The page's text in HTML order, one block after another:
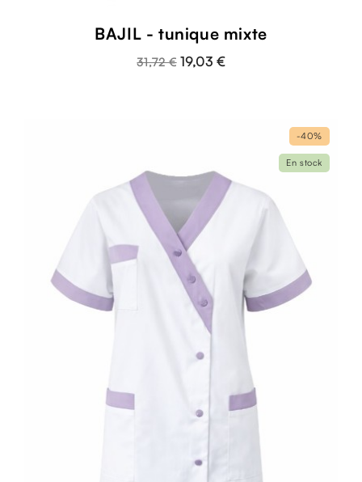
BAJIL - tunique mixte
31,72 € 19,03 €
-40%
En stock